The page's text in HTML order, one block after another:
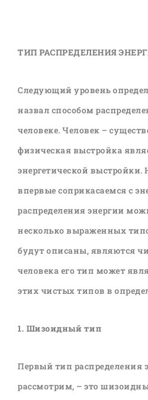
ТИП РАСПРЕДЕЛЕНИЯ
Следующий уровень
назвал способом
человеке. Человек –
физическая выстройка
энергетической
впервые соприкасаемся с
распределения энергии
несколько выраженных
будут описаны, являются
человека его тип может
этих чистых типов в
1. Шизоидный тип
Первый тип распределения
рассмотрим, – это